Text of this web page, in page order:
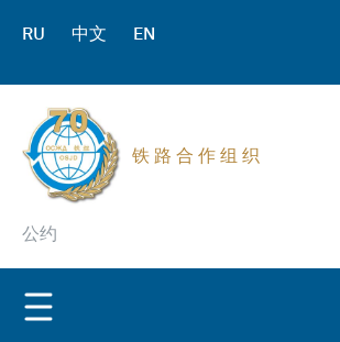
RU 中文 EN
铁 路 合 作 组 织
公约